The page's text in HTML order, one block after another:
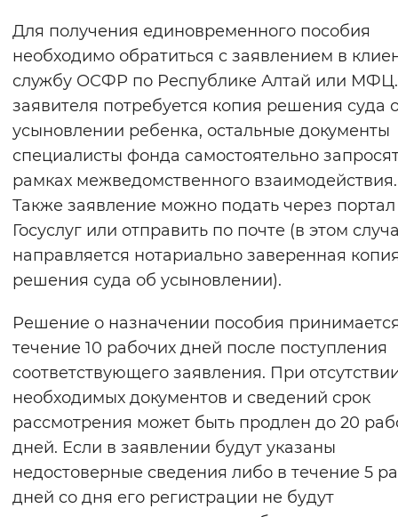
Для получения единовременного пособия
необходимо обратиться с заявлением в
службу ОСФР по Республике Алтай или
заявителя потребуется копия решения суда
усыновлении ребенка, остальные документы
специалисты фонда самостоятельно
рамках межведомственного взаимодействия.
Также заявление можно подать через портал
Госуслуг или отправить по почте (в этом
направляется нотариально заверенная
решения суда об усыновлении).
Решение о назначении пособия
течение 10 рабочих дней после поступления
соответствующего заявления. При
необходимых документов и сведений срок
рассмотрения может быть продлен до 20
дней. Если в заявлении будут указаны
недостоверные сведения либо в течение 5
дней со дня его регистрации не будут